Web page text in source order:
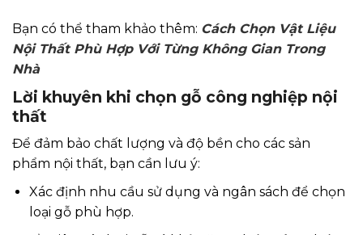
Bạn có thể tham khảo thêm: Cách Chọn Vật Liệu
Nội Thất Phù Hợp Với Từng Không Gian Trong
Nhà
Lời khuyên khi chọn gỗ công nghiệp nội
thất
Để đảm bảo chất lượng và độ bền cho các sản
phẩm nội thất, bạn cần lưu ý:
Xác định nhu cầu sử dụng và ngân sách để chọn
loại gỗ phù hợp.